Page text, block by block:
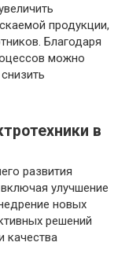
продукции,
Благодаря
можно
в
развития
улучшение
новых
решений
качества